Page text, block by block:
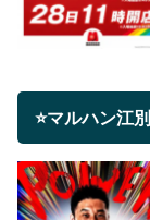
⭐マルハン江